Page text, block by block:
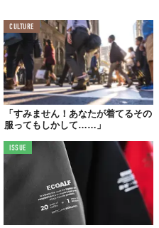
©株式会社ヒューマンフォーラム
」』
進化型古着屋“森”」
株式会社ヒューマンフォーラム
広いはずだ。
CULTURE
「すみません！あなたが着てるその
服ってもしかして……」
ISSUE